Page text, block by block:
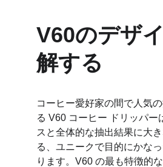
V60のデザ
解する
コーヒー愛好家の間で人気
る V60 コーヒー ドリッパー
スと全体的な抽出結果に大
る、ユニークで目的にかな
ります。V60 の最も特徴的